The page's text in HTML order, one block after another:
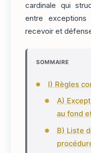
cardinale qui
entre
recevoir et
SOMMAIRE
I) Règles
A)
au fond
B) Liste